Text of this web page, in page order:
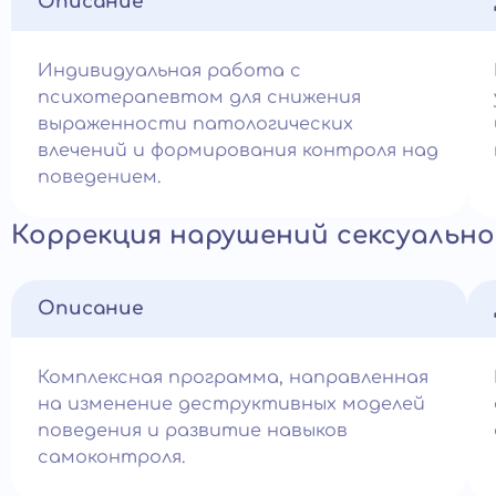
Индивидуальная работа с
психотерапевтом для снижения
выраженности патологических
влечений и формирования контроля над
поведением.
Коррекция нарушений
Описание
Комплексная программа, направленная
на изменение деструктивных моделей
поведения и развитие навыков
самоконтроля.